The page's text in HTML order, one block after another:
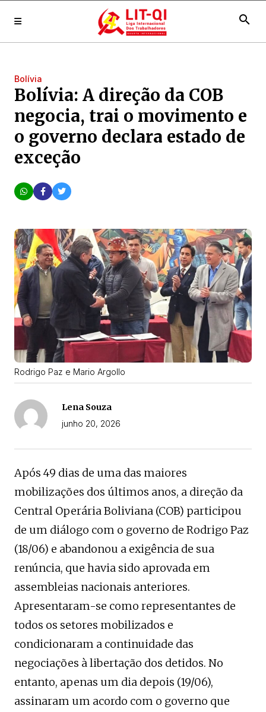
search
Bolívia
Bolívia: A direção da COB
negocia, trai o movimento e
o governo declara estado de
exceção
Rodrigo Paz e Mario Argollo
Lena Souza
junho 20, 2026
Após 49 dias de uma das maiores
mobilizações dos últimos anos, a direção da
Central Operária Boliviana (COB) participou
de um diálogo com o governo de Rodrigo Paz
(18/06) e abandonou a exigência de sua
renúncia, que havia sido aprovada em
assembleias nacionais anteriores.
Apresentaram-se como representantes de
todos os setores mobilizados e
condicionaram a continuidade das
negociações à libertação dos detidos. No
entanto, apenas um dia depois (19/06),
assinaram um acordo com o governo que